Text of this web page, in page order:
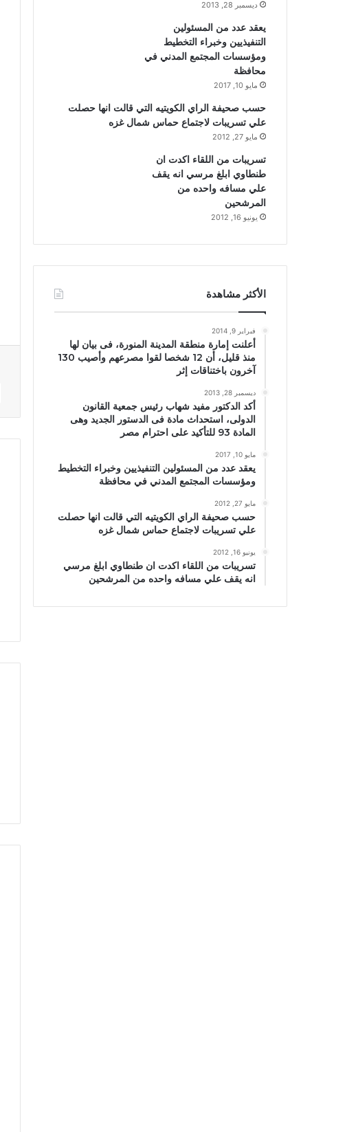
ديسمبر 28, 2013
يعقد عدد من المسئولين
التنفيذيين وخبراء التخطيط
ومؤسسات المجتمع المدني في
محافظة
مايو 10, 2017
حسب صحيفة الراي الكويتيه التي قالت انها حصلت
علي تسريبات لاجتماع حماس شمال غزه
مايو 27, 2012
تسريبات من اللقاء اكدت ان
طنطاوي ابلغ مرسي انه يقف
علي مسافه واحده من
المرشحين
يونيو 16, 2012
الأكثر مشاهدة
فبراير 9, 2014
أعلنت إمارة منطقة المدينة المنورة، فى بيان لها
منذ قليل، أن 12 شخصا لقوا مصرعهم وأصيب 130
آخرون باختناقات إثر
ديسمبر 28, 2013
أكد الدكتور مفيد شهاب رئيس جمعية القانون
الدولى، استحداث مادة فى الدستور الجديد وهى
المادة 93 للتأكيد على احترام مصر
مايو 10, 2017
يعقد عدد من المسئولين التنفيذيين وخبراء التخطيط
ومؤسسات المجتمع المدني في محافظة
مايو 27, 2012
حسب صحيفة الراي الكويتيه التي قالت انها حصلت
علي تسريبات لاجتماع حماس شمال غزه
يونيو 16, 2012
تسريبات من اللقاء اكدت ان طنطاوي ابلغ مرسي
انه يقف علي مسافه واحده من المرشحين